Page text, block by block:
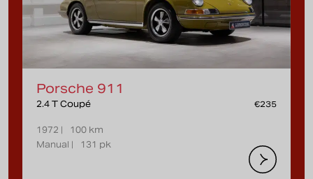
Porsche 911
2.4 T Coupé €235
1972 |
100 km
Manual |
131 pk